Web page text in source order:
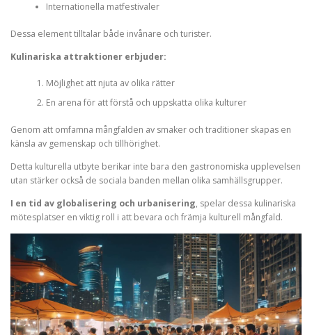
Internationella matfestivaler
Dessa element tilltalar både invånare och turister.
Kulinariska attraktioner erbjuder:
Möjlighet att njuta av olika rätter
En arena för att förstå och uppskatta olika kulturer
Genom att omfamna mångfalden av smaker och traditioner skapas en
känsla av gemenskap och tillhörighet.
Detta kulturella utbyte berikar inte bara den gastronomiska upplevelsen
utan stärker också de sociala banden mellan olika samhällsgrupper.
I en tid av globalisering och urbanisering, spelar dessa kulinariska
mötesplatser en viktig roll i att bevara och främja kulturell mångfald.